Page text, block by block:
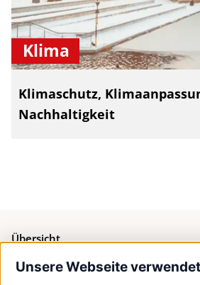
Unsere Webseite
Klima
Klimaschutz,
Nachhaltigkeit
Übersicht
Bürgerservice